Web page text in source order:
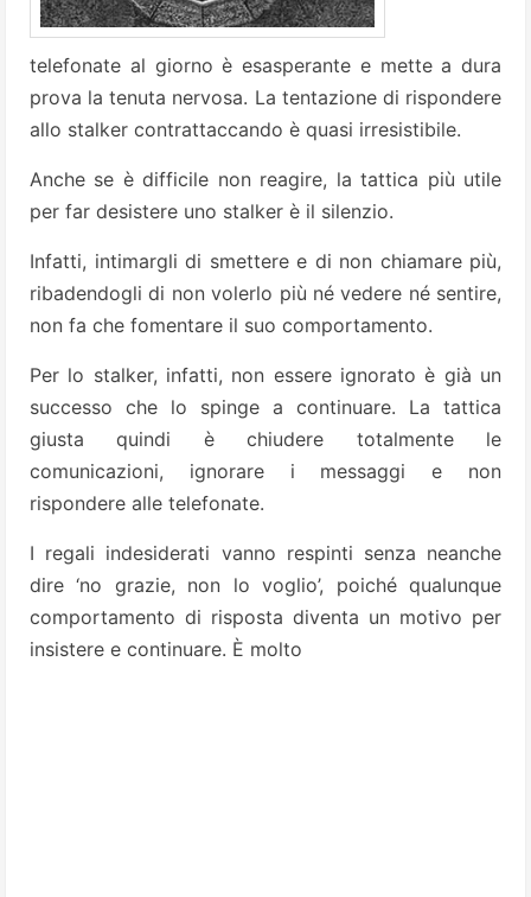
telefonate al giorno è esasperante e mette a dura
prova la tenuta nervosa. La tentazione di rispondere
allo stalker contrattaccando è quasi irresistibile.
Anche se è difficile non reagire, la tattica più utile
per far desistere uno stalker è il silenzio.
Infatti, intimargli di smettere e di non chiamare più,
ribadendogli di non volerlo più né vedere né sentire,
non fa che fomentare il suo comportamento.
Per lo stalker, infatti, non essere ignorato è già un
successo che lo spinge a continuare. La tattica
giusta quindi è chiudere totalmente le
comunicazioni, ignorare i messaggi e non
rispondere alle telefonate.
I regali indesiderati vanno respinti senza neanche
dire ‘no grazie, non lo voglio’, poiché qualunque
comportamento di risposta diventa un motivo per
insistere e continuare. È molto